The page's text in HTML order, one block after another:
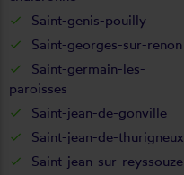
Saint-genis-pouilly
Saint-georges-sur-renon
Saint-germain-les-
paroisses
Saint-jean-de-gonville
Saint-jean-de-thurigneux
Saint-jean-sur-reyssouze